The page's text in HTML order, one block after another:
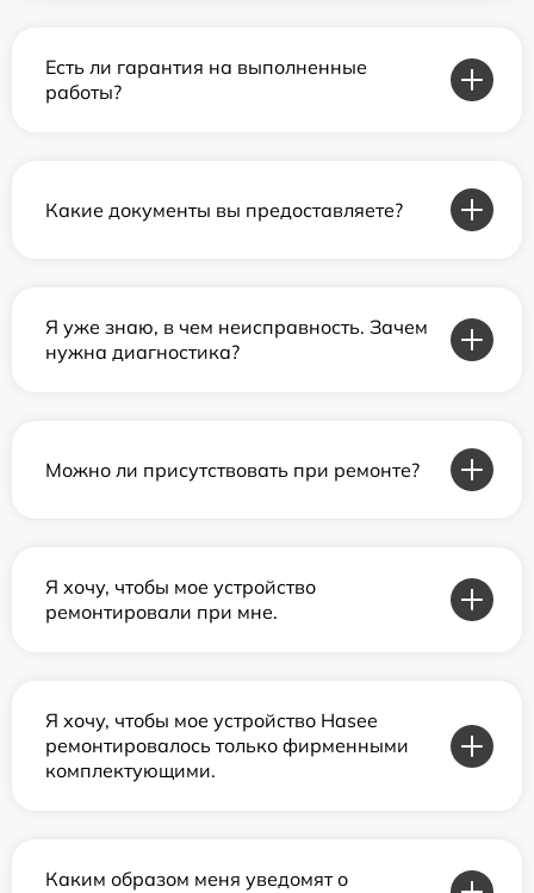
Есть ли гарантия на выполненные
работы?
Какие документы вы предоставляете?
Я уже знаю, в чем неисправность. Зачем
нужна диагностика?
Можно ли присутствовать при ремонте?
Я хочу, чтобы мое устройство
ремонтировали при мне.
Я хочу, чтобы мое устройство Hasee
ремонтировалось только фирменными
комплектующими.
Каким образом меня уведомят о